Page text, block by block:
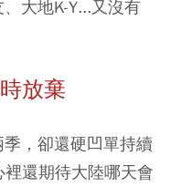
大地K-Y...又沒有
放棄
，卻還硬凹單持續
還期待大陸哪天會